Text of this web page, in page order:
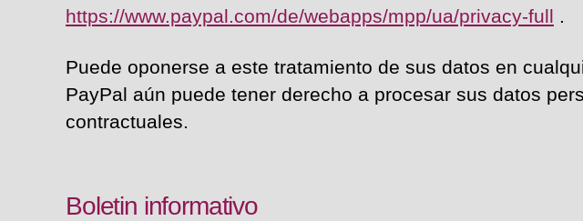
https://www.paypal.com/de/webapps/mpp/ua/privacy-full .
Puede oponerse a este tratamiento de sus datos en
PayPal aún puede tener derecho a procesar sus datos
contractuales.
Boletin informativo